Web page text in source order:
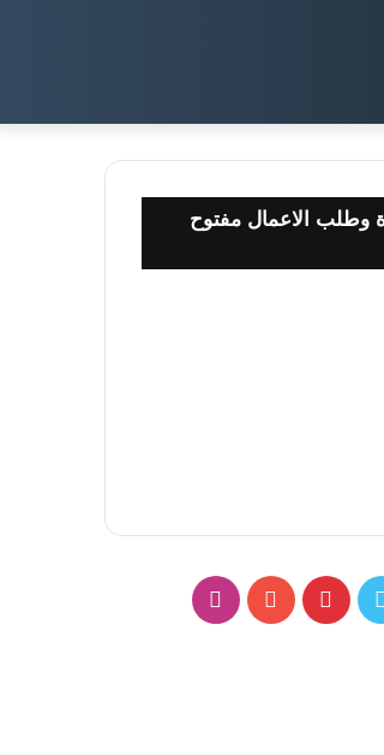
وطلب الاعمال مفتوح
تويتر بينتيريستيوتيوبانستقرام